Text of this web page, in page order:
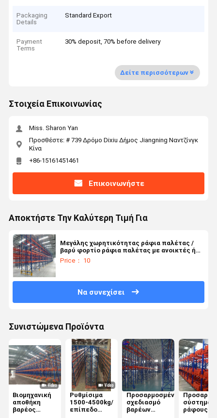
Packaging
Details
Standard Export
Payment
Terms
30% deposit, 70% before delivery
Δείτε περισσότερων
Στοιχεία Επικοινωνίας
Miss. Sharon Yan
Προσθέστε: # 739 Δρόμο Dixiu Δήμος Jiangning Ναντζίνγκ
Κίνα
+86-15161451461
Επικοινωνήστε
Αποκτήστε Την Καλύτερη Τιμή Για
Μεγάλης χωρητικότητας ράφια παλέτας /
βαρύ φορτίο ράφια παλέτας με ανοικτές ή
κλειστές δομές πεδίου
Price： 10
Να συνεχίσει
Συνιστώμενα Προϊόντα
Βιομηχανική
αποθήκη
βαρέος
Ρυθμίσιμα
1500-4500kg/
επίπεδο
Προσαρμοσμένο
σχεδιασμό
βαρέων
σύστημα
ράφους